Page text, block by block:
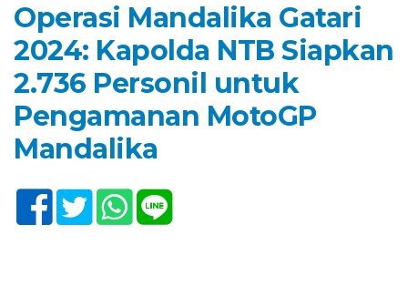
Operasi Mandalika Gatari
2024: Kapolda NTB Siapkan
2.736 Personil untuk
Pengamanan MotoGP
Mandalika